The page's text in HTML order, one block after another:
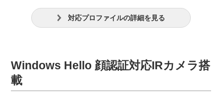
対応プロファイルの詳細を見る
Windows Hello 顔認証対応IRカメラ搭
載